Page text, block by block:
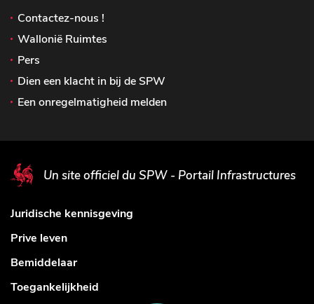
Contactez-nous !
Wallonië Ruimtes
Pers
Dien een klacht in bij de SPW
Een onregelmatigheid melden
Un site officiel du SPW - Portail Infrastructures
Juridische kennisgeving
Prive leven
Bemiddelaar
Toegankelijkheid